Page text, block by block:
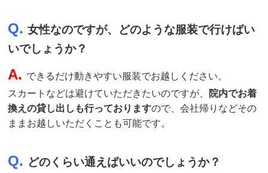
Q.女性なのですが、どのような服装で行けばい
いでしょうか？
A. できるだけ動きやすい服装でお越しください。
スカートなどは避けていただきたいのですが、 院内でお着
換えの貸し出しも行っておりますので、会社帰りなどその
ままお越しいただくことも可能です。
Q. どのくらい通えばいいのでしょうか？